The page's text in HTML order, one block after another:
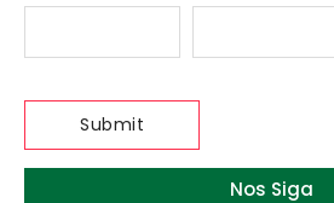
Nos Siga